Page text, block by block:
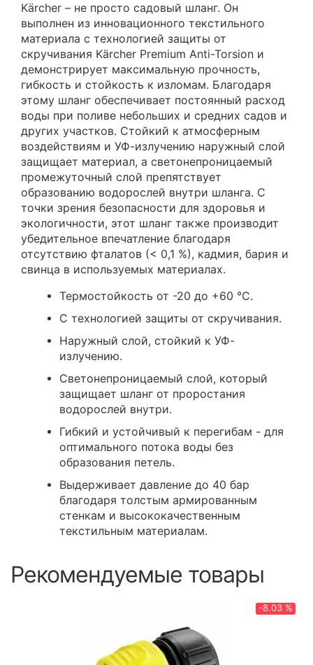
Kärcher – не просто садовый шланг. Он
выполнен из инновационного текстильного
материала с технологией защиты от
скручивания Kärcher Premium Anti-Torsion и
демонстрирует максимальную прочность,
гибкость и стойкость к изломам. Благодаря
этому шланг обеспечивает постоянный расход
воды при поливе небольших и средних садов и
других участков. Стойкий к атмосферным
воздействиям и УФ-излучению наружный слой
защищает материал, а светонепроницаемый
промежуточный слой препятствует
образованию водорослей внутри шланга. С
точки зрения безопасности для здоровья и
экологичности, этот шланг также производит
убедительное впечатление благодаря
отсутствию фталатов (< 0,1 %), кадмия, бария и
свинца в используемых материалах.
Термостойкость от -20 до +60 °C.
С технологией защиты от скручивания.
Наружный слой, стойкий к УФ-
излучению.
Светонепроницаемый слой, который
защищает шланг от проростания
водорослей внутри.
Гибкий и устойчивый к перегибам - для
оптимального потока воды без
образования петель.
Выдерживает давление до 40 бар
благодаря толстым армированным
стенкам и высококачественным
текстильным материалам.
Рекомендуемые товары
-8.03 %